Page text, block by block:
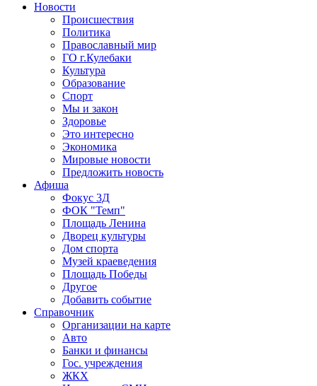
Новости
Происшествия
Политика
Православный мир
ГО г.Кулебаки
Культура
Образование
Спорт
Мы и закон
Здоровье
Это интересно
Экономика
Мировые новости
Предложить новость
Афиша
Фокус 3Д
ФОК "Темп"
Площадь Ленина
Дворец культуры
Дом спорта
Музей краеведения
Площадь Победы
Другое
Добавить событие
Справочник
Организации на карте
Авто
Банки и финансы
Гос. учреждения
ЖКХ